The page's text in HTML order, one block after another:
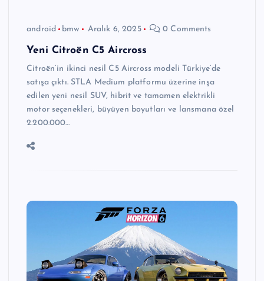
android bmw Aralık 6, 2025 0 Comments
Yeni Citroën C5 Aircross
Citroën’in ikinci nesil C5 Aircross modeli Türkiye’de
satışa çıktı. STLA Medium platformu üzerine inşa
edilen yeni nesil SUV, hibrit ve tamamen elektrikli
motor seçenekleri, büyüyen boyutları ve lansmana özel
2.200.000…